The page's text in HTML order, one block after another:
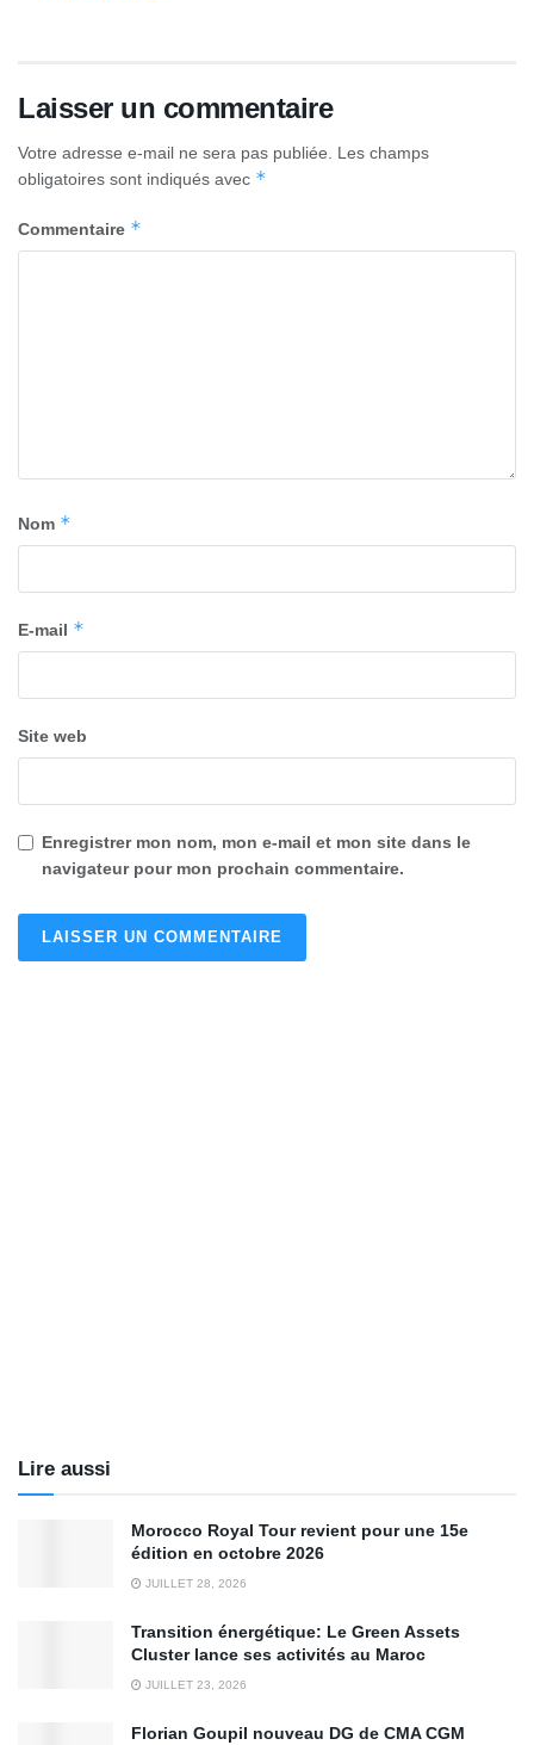
Laisser un commentaire
Votre adresse e-mail ne sera pas publiée. Les champs
obligatoires sont indiqués avec *
Commentaire *
Nom *
E-mail *
Site web
Enregistrer mon nom, mon e-mail et mon site dans le
navigateur pour mon prochain commentaire.
Lire aussi
Morocco Royal Tour revient pour une 15e
édition en octobre 2026
JUILLET 28, 2026
Transition énergétique: Le Green Assets
Cluster lance ses activités au Maroc
JUILLET 23, 2026
Florian Goupil nouveau DG de CMA CGM